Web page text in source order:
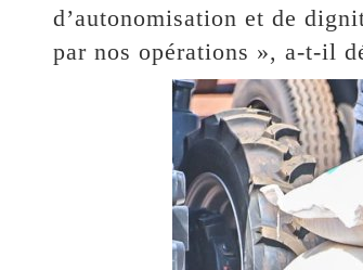
d’autonomisation et de
par nos opérations », a-t-il